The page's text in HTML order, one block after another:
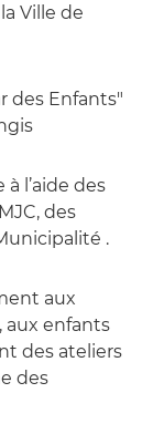
Ville de
des Enfants"
l’aide des
des
.
aux
aux enfants
des ateliers
des